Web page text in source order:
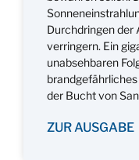
Durchdringen der
verringern. Ein
unabsehbaren
der Bucht von
ZUR AUSGABE